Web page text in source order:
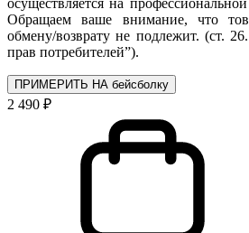
Обращаем ваше внимание, что
обмену/возврату не подлежит. (ст.
прав потребителей”).
ПРИМЕРИТЬ НА бейсболку
2 490 ₽